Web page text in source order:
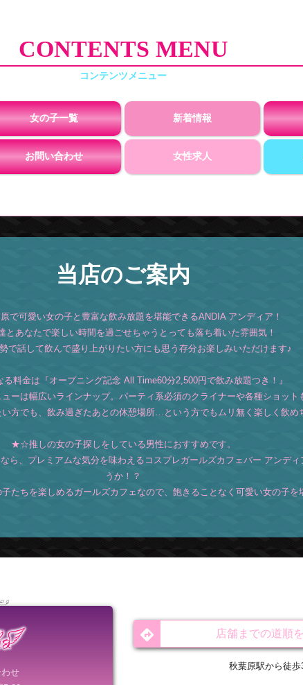
CONTENTS MENU
女の子一覧 新着情報
お問い合わせ 女性求人
当店のご案内
で可愛い女の子と豊富な飲み放題を堪能できるANDIA アンディア！
とあなたで楽しい時間を過ごせちゃうとっても落ち着いた雰囲気！
で話して飲んで盛り上がりたい方にも思う存分お楽しみいただけます♪
料金は『オープニング記念 All Time60分2,500円で飲み放題つき！』
ーは幅広いラインナップ。パーティ系必須のクライナーや各種ショッ
方でも、飲み過ぎたあとの休憩場所…という方でもムリ無く楽しく飲
★☆推しの女の子探しをしている男性におすすめです。
ら、プレミアムな気分を味わえるコスプレガールズカフェバー アンデ
うか！？
たちを楽しめるガールズカフェなので、飽きることなく可愛い女の子を
せ
店舗までの道順
秋葉原駅から徒歩